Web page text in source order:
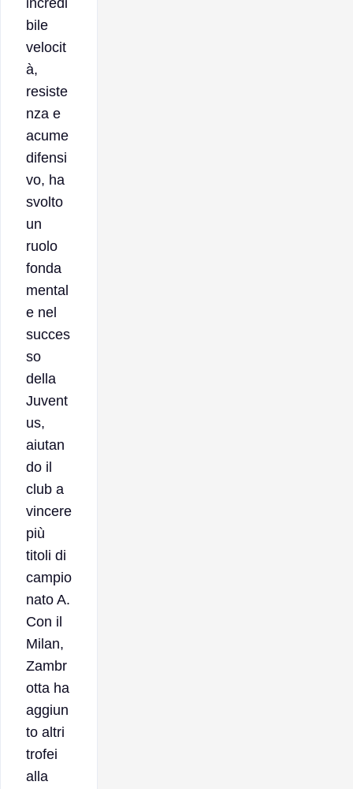
bile
velocit
à,
resiste
nza e
acume
difensi
vo, ha
svolto
un
ruolo
fonda
mental
e nel
succes
so
della
Juvent
us,
aiutan
do il
club a
vincere
più
titoli di
campio
nato A.
Con il
Milan,
Zambr
otta ha
aggiun
to altri
trofei
alla